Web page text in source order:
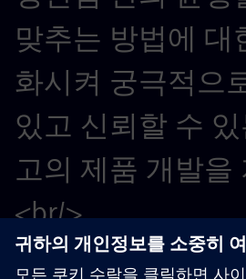
맞추는 방법에 대
화시켜 궁극적으
있고 신뢰할 수
고의 제품 개발을
<br/>